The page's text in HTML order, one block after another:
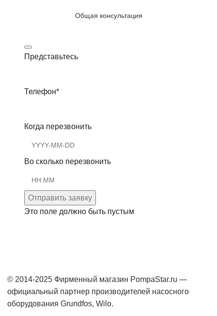
Общая консультация
Представьтесь
Телефон*
Когда перезвонить
Во сколько перезвонить
Отправить заявку
Это поле должно быть пустым
© 2014-2025 Фирменный магазин PompaStar.ru —
официальный партнер производителей насосного
оборудования Grundfos, Wilo.